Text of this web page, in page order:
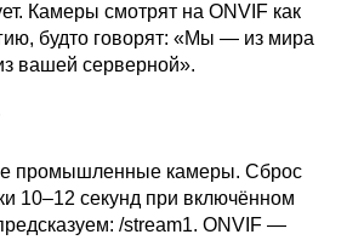
Камеры смотрят на ONVIF как
будто говорят: «Мы — из мира
вашей серверной».
промышленные камеры. Сброс
10–12 секунд при включённом
/stream1. ONVIF —